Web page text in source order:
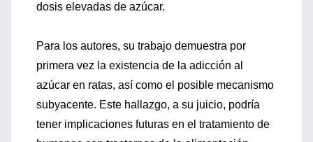
dosis elevadas de azúcar.
Para los autores, su trabajo demuestra por
primera vez la existencia de la adicción al
azúcar en ratas, así como el posible mecanismo
subyacente. Este hallazgo, a su juicio, podría
tener implicaciones futuras en el tratamiento de